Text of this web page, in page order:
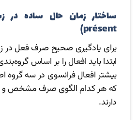
présent)
برای یادگیری صحیح صرف فعل در
ابتدا باید افعال را بر اساس
بیشتر افعال فرانسوی در سه گروه
که هر کدام الگوی صرف مشخص و
دارند.